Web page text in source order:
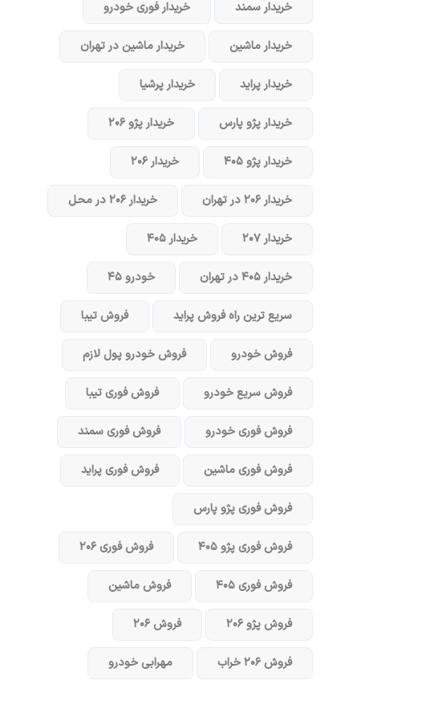
خریدار سمند خریدار فوری خودرو
خریدار ماشین خریدار ماشین در تهران
خریدار پراید خریدار پرشیا
خریدار پژو پارس خریدار پژو ۲۰۶
خریدار پژو ۴۰۵ خریدار ۲۰۶
خریدار ۲۰۶ در تهران خریدار ۲۰۶ در محل
خریدار ۲۰۷ خریدار ۴۰۵
خریدار ۴۰۵ در تهران خودرو ۴۵
سریع ترین راه فروش پراید فروش تیبا
فروش خودرو فروش خودرو پول لازم
فروش سریع خودرو فروش فوری تیبا
فروش فوری خودرو فروش فوری سمند
فروش فوری ماشین فروش فوری پراید
فروش فوری پژو پارس
فروش فوری پژو ۴۰۵ فروش فوری ۲۰۶
فروش فوری ۴۰۵ فروش ماشین
فروش پژو ۲۰۶ فروش ۲۰۶
فروش ۲۰۶ خراب مهرابی خودرو